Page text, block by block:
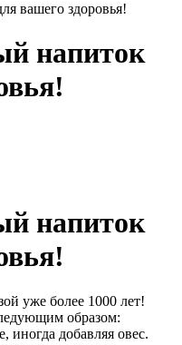
вашего здоровья!
напиток
напиток
уже более 1000 лет!
образом:
иногда добавляя овес.